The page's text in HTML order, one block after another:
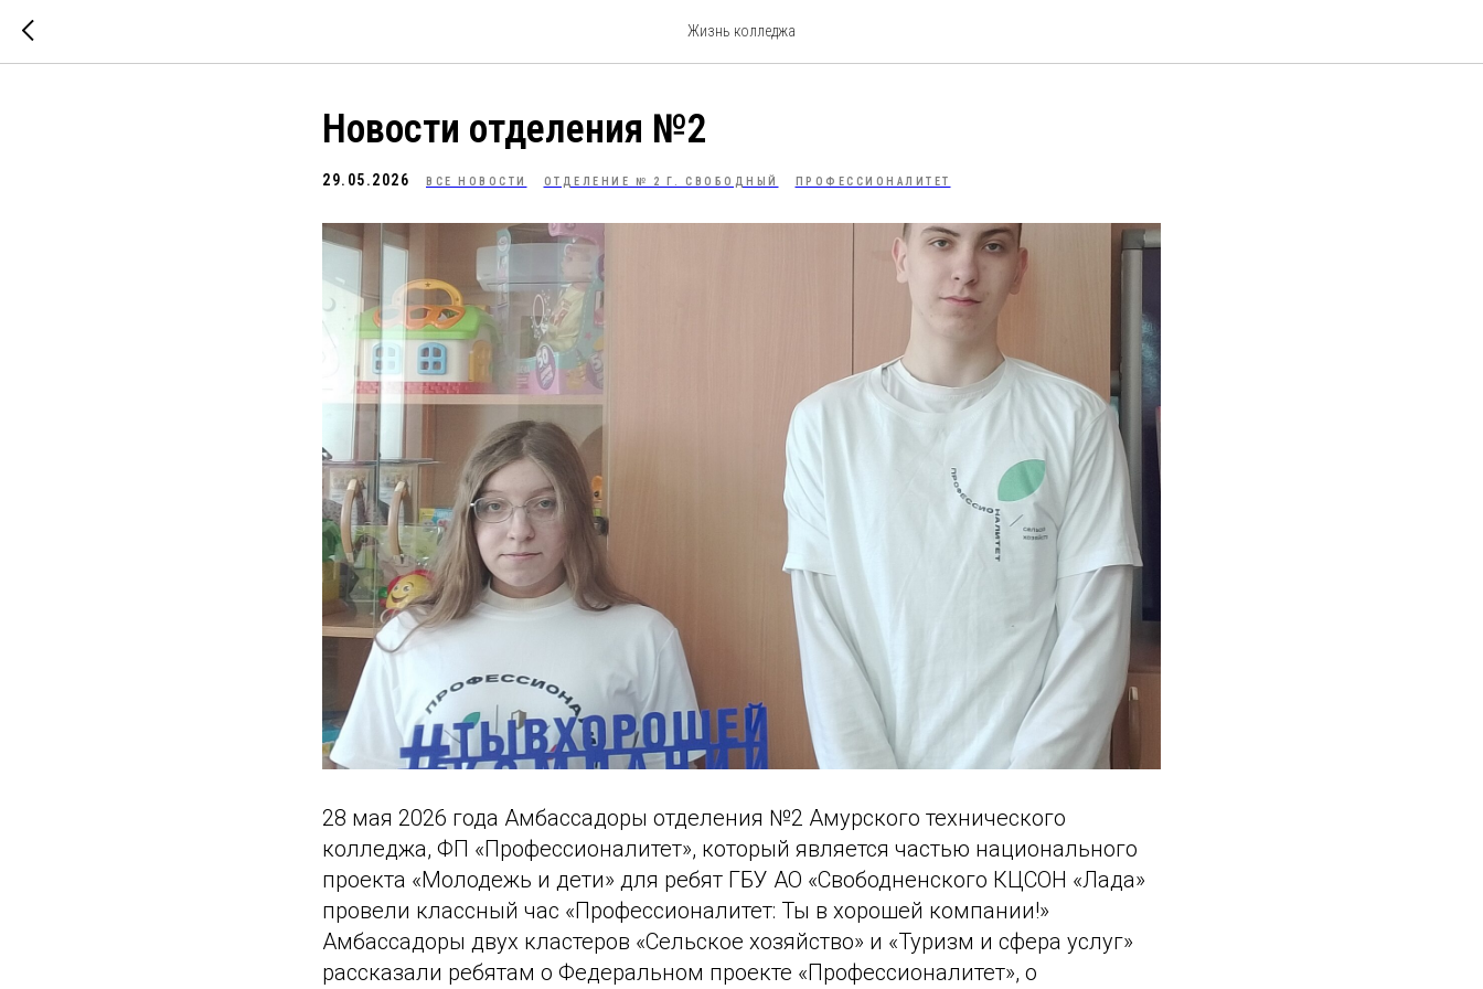
Жизнь колледжа
Новости отделения №2
29.05.2026 ВСЕ НОВОСТИ ОТДЕЛЕНИЕ № 2 Г. СВОБОДНЫЙ ПРОФЕССИОНАЛИТЕТ
28 мая 2026 года Амбассадоры отделения №2 Амурского технического
колледжа, ФП «Профессионалитет», который является частью национального
проекта «Молодежь и дети» для ребят ГБУ АО «Свободненского КЦСОН «Лада»
провели классный час «Профессионалитет: Ты в хорошей компании!»
Амбассадоры двух кластеров «Сельское хозяйство» и «Туризм и сфера услуг»
рассказали ребятам о Федеральном проекте «Профессионалитет», о